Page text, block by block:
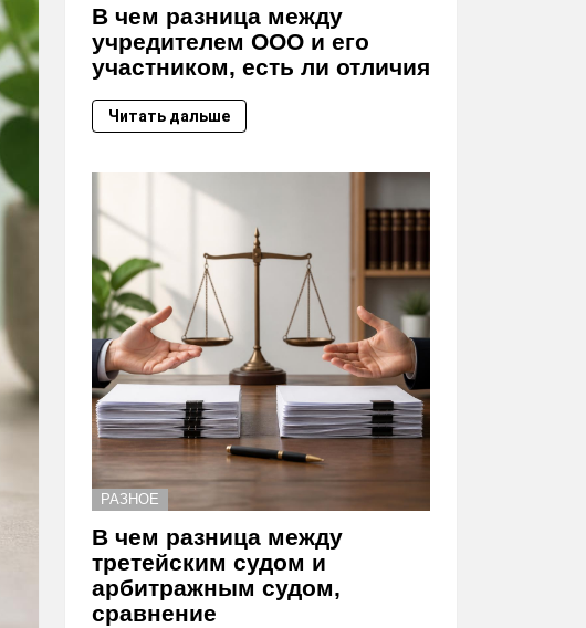
В чем разница между
учредителем ООО и его
участником, есть ли отличия
Читать дальше
РАЗНОЕ
В чем разница между
третейским судом и
арбитражным судом,
сравнение